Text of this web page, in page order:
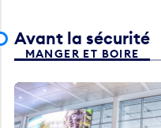
Avant la sécurité
MANGER ET BOIRE